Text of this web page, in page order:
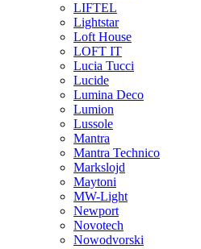
LIFTEL
Lightstar
Loft House
LOFT IT
Lucia Tucci
Lucide
Lumina Deco
Lumion
Lussole
Mantra
Mantra Technico
Markslojd
Maytoni
MW-Light
Newport
Novotech
Nowodvorski